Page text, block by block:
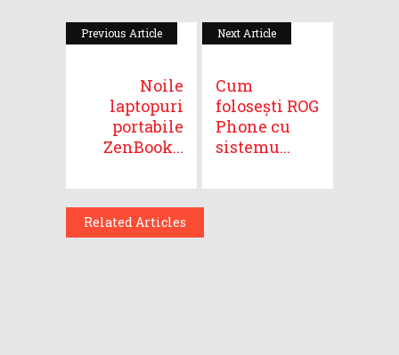
Previous Article
Noile
laptopuri
portabile
ZenBook...
Next Article
Cum
folosești ROG
Phone cu
sistemu...
Related Articles